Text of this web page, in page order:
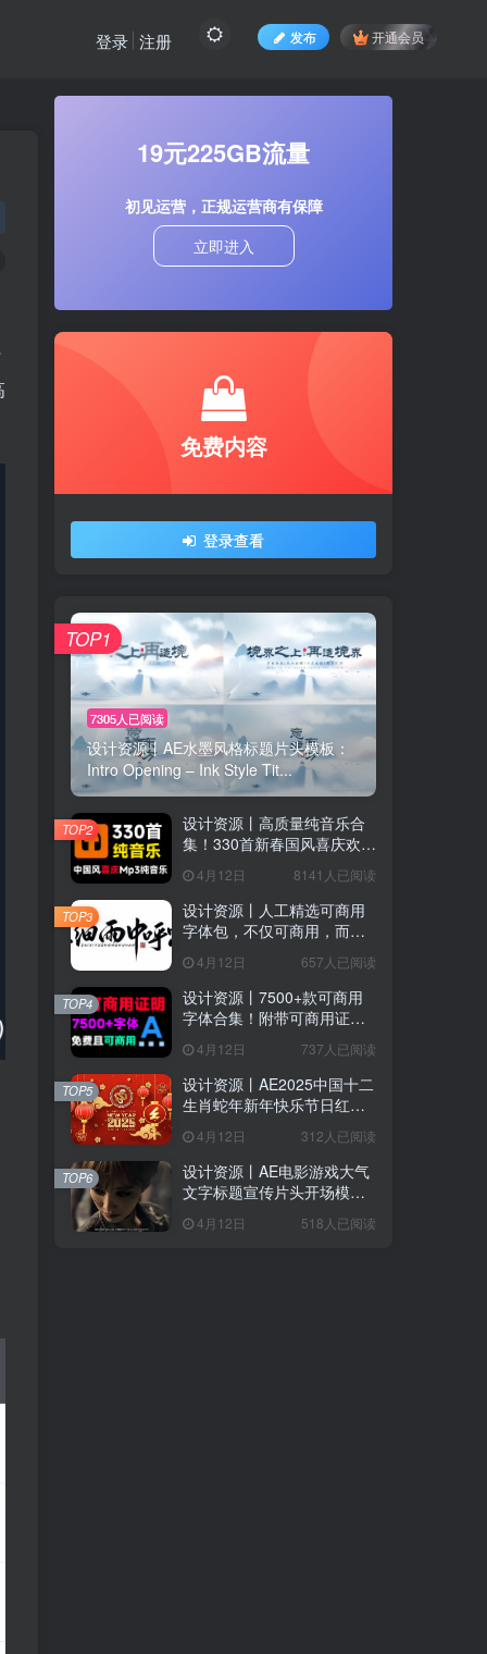
发布 开通会员
登录 注册
19元225GB流量
初见运营，正规运营商有保障
立即进入
免费内容
登录查看
7305人已阅读
设计资源丨AE水墨风格标题片头模板：
Intro Opening – Ink Style Tit...
TOP1
设计资源丨高质量纯音乐合
集！330首新春国风喜庆欢庆
MP3格式
4月12日 8141人已阅读
TOP2
设计资源丨人工精选可商用
字体包，不仅可商用，而且
4月12日 657人已阅读
TOP3
设计资源丨7500+款可商用
字体合集！附带可商用证明
使用4月12日 737人已阅读
TOP4
设计资源丨AE2025中国十二
生肖蛇年新年快乐节日红色
4月12日 312人已阅读
TOP5
设计资源丨AE电影游戏大气
文字标题宣传片头开场模版
4月12日 518人已阅读
TOP6
隐私声明